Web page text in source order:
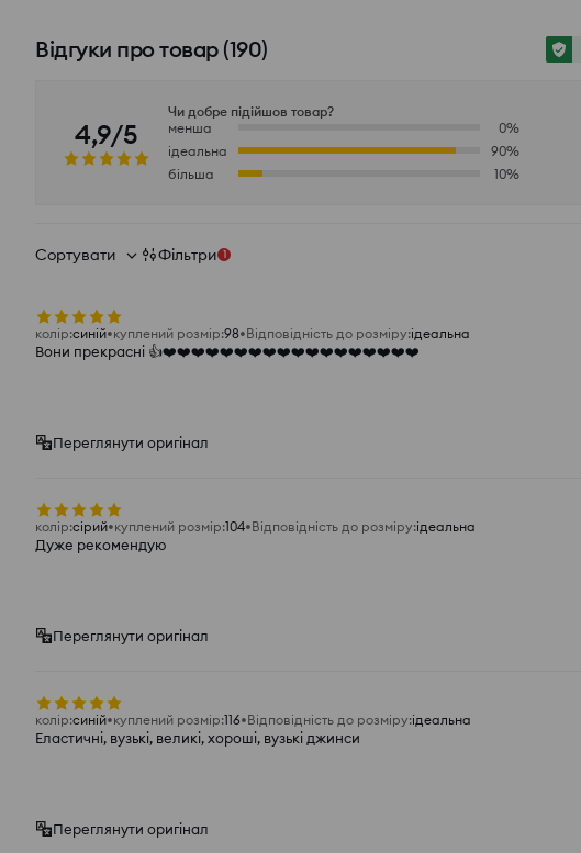
Відгуки про товар(190)
4,9/5
Чи добре підійшов товар?
менша
0%
ідеальна
90%
більша
10%
Сортувати Фільтри 1
колір:синій куплений розмір:98 Відповідність до розміру:ідеальна
Вони прекрасні 👍️❤️❤️❤️❤️❤️❤️❤️❤️❤️❤️❤️❤️❤️❤️❤️❤️❤️❤️
Переглянути оригінал
колір:сірий куплений розмір:104 Відповідність до розміру:ідеальна
Дуже рекомендую
Переглянути оригінал
колір:синій куплений розмір:116 Відповідність до розміру:ідеальна
Еластичні, вузькі, великі, хороші, вузькі джинси
Переглянути оригінал